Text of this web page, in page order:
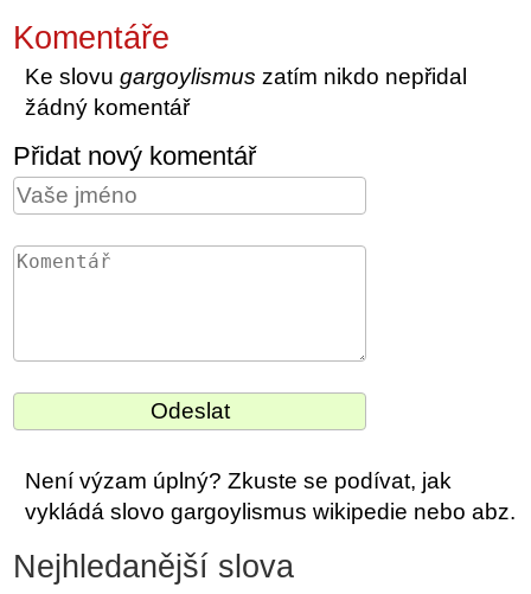
Komentáře
Ke slovugargoylismus zatím nikdo nepřidal
žádný komentář
Přidat nový komentář
Není výzam úplný? Zkuste se podívat, jak
vykládá slovo gargoylismus wikipedie nebo abz.
Nejhledanější slova